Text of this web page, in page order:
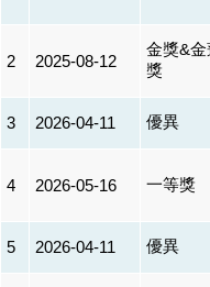
2 2025-08-12
金獎&金
獎
3 2026-04-11 優異
4 2026-05-16 一等獎
5 2026-04-11 優異